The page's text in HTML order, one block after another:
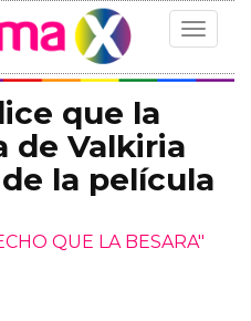
Toggle
que la
de Valkiria
la película
QUE LA BESARA"